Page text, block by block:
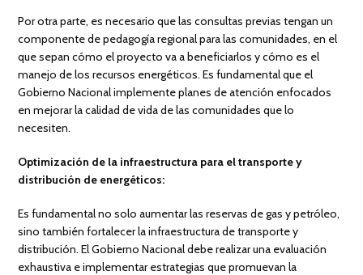
Por otra parte, es necesario que las consultas previas tengan un
componente de pedagogía regional para las comunidades, en el
que sepan cómo el proyecto va a beneficiarlos y cómo es el
manejo de los recursos energéticos. Es fundamental que el
Gobierno Nacional implemente planes de atención enfocados
en mejorar la calidad de vida de las comunidades que lo
necesiten.
Optimización de la infraestructura para el transporte y
distribución de energéticos:
Es fundamental no solo aumentar las reservas de gas y petróleo,
sino también fortalecer la infraestructura de transporte y
distribución. El Gobierno Nacional debe realizar una evaluación
exhaustiva e implementar estrategias que promuevan la